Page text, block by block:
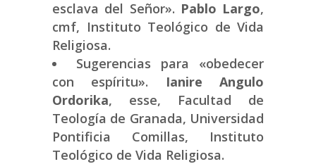
esclava del Señor». Pablo Largo,
cmf, Instituto Teológico de Vida
Religiosa.
Sugerencias para «obedecer
con espíritu». Ianire Angulo
Ordorika, esse, Facultad de
Teología de Granada, Universidad
Pontificia Comillas, Instituto
Teológico de Vida Religiosa.